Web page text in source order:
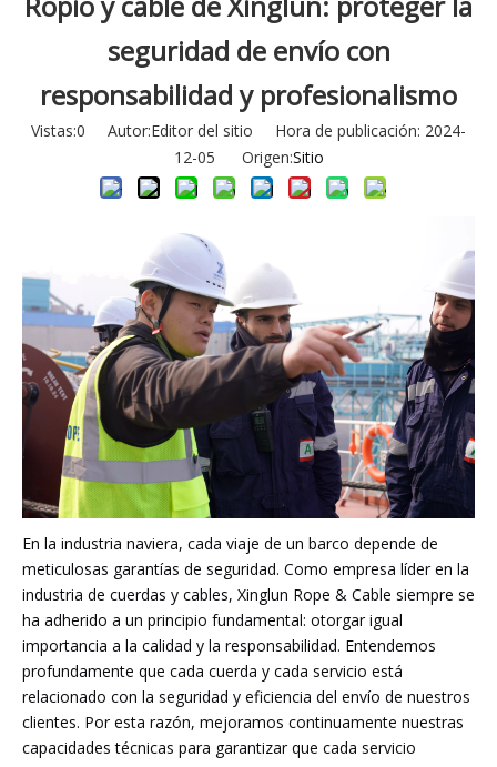
seguridad de envío con
responsabilidad y profesionalismo
Vistas:0 Autor:Editor del sitio Hora de publicación: 2024-
12-05 Origen:Sitio
En la industria naviera, cada viaje de un barco depende de
meticulosas garantías de seguridad. Como empresa líder en la
industria de cuerdas y cables, Xinglun Rope & Cable siempre se
ha adherido a un principio fundamental: otorgar igual
importancia a la calidad y la responsabilidad. Entendemos
profundamente que cada cuerda y cada servicio está
relacionado con la seguridad y eficiencia del envío de nuestros
clientes. Por esta razón, mejoramos continuamente nuestras
capacidades técnicas para garantizar que cada servicio